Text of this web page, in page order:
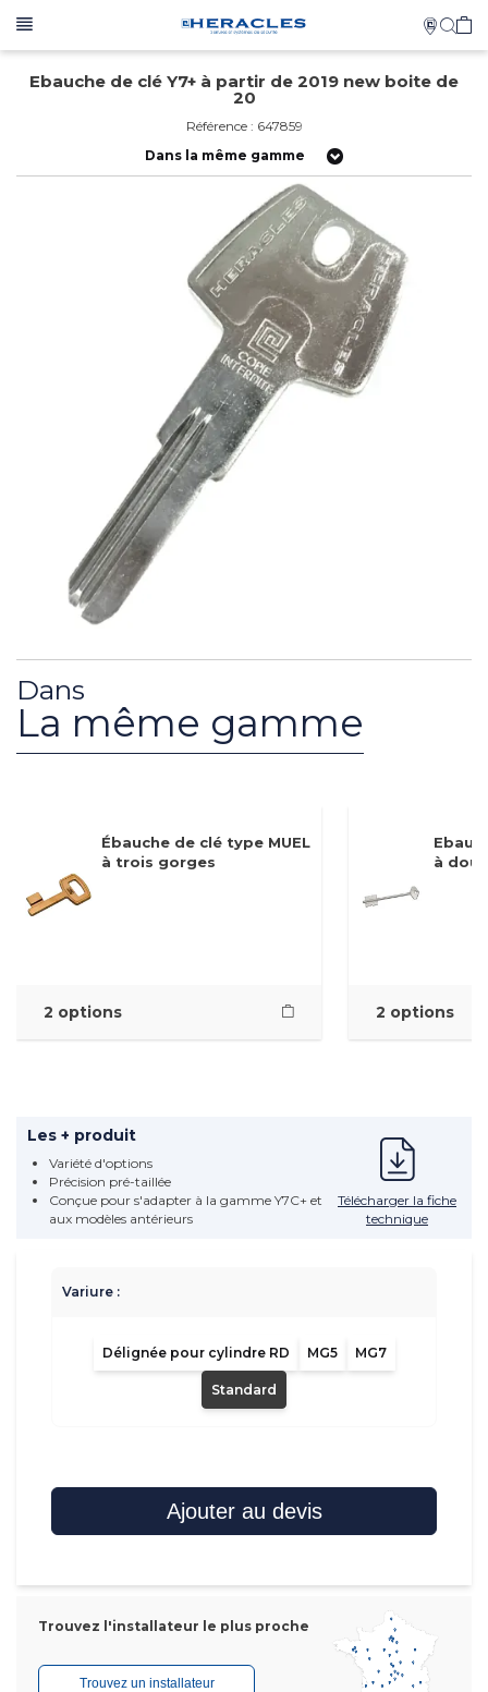
Ebauche de clé Y7+ à partir de 2019 new boite de
20
Référence : 647859
Dans la même gamme
Dans
La même gamme
Ébauche de clé type MUEL
à trois gorges
2 options
à
2 options
Les + produit
Variété d'options
Précision pré-taillée
Conçue pour s'adapter à la gamme Y7C+ et
aux modèles antérieurs
Télécharger la fiche
technique
Variure :
Délignée pour cylindre RD MG5 MG7
Standard
Ajouter au devis
Trouvez l'installateur le plus proche
Trouvez un installateur